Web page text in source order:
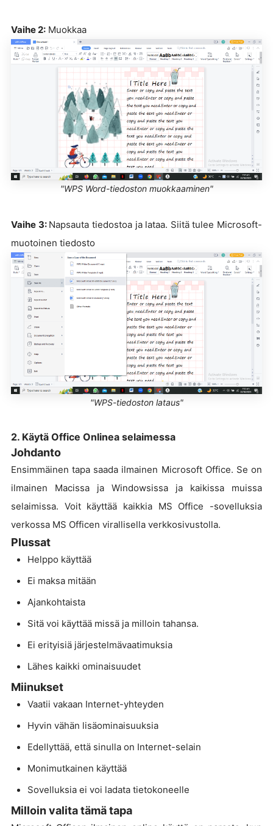
Vaihe 2: Muokkaa
"WPS Word-tiedoston muokkaaminen"
Vaihe 3: Napsauta tiedostoa ja lataa. Siitä tulee Microsoft-
muotoinen tiedosto
"WPS-tiedoston lataus"
2. Käytä Office Onlinea selaimessa
Johdanto
Ensimmäinen tapa saada ilmainen Microsoft Office. Se on
ilmainen Macissa ja Windowsissa ja kaikissa muissa
selaimissa. Voit käyttää kaikkia MS Office -sovelluksia
verkossa MS Officen virallisella verkkosivustolla.
Plussat
Helppo käyttää
Ei maksa mitään
Ajankohtaista
Sitä voi käyttää missä ja milloin tahansa.
Ei erityisiä järjestelmävaatimuksia
Lähes kaikki ominaisuudet
Miinukset
Vaatii vakaan Internet-yhteyden
Hyvin vähän lisäominaisuuksia
Edellyttää, että sinulla on Internet-selain
Monimutkainen käyttää
Sovelluksia ei voi ladata tietokoneelle
Milloin valita tämä tapa